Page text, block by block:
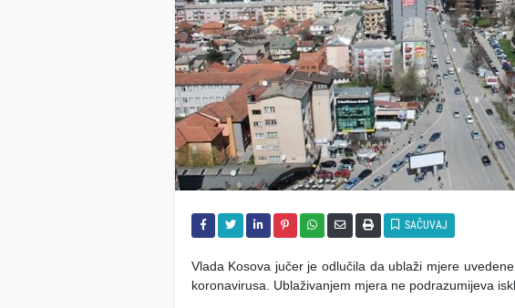
SAČUVAJ
Vlada Kosova jučer je odlučila da ublaži mjere
koronavirusa. Ublaživanjem mjera ne podrazumijeva